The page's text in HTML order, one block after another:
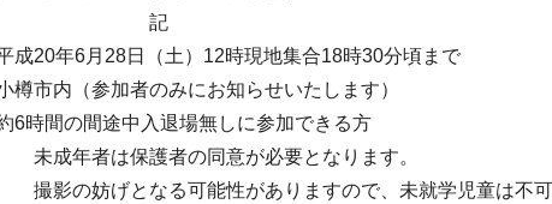
20年6月28日（土）12時現地集合18時30分頃まで
市内（参加者のみにお知らせいたします）
間の間途中入退場無しに参加できる方
保護者の同意が必要となります。
となる可能性がありますので、未就学児童は不可